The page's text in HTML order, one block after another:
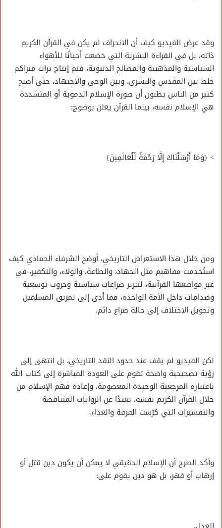
وقد عرض الفيديو كيف أن الانحراف لم يكن في القرآن الكريم
ذاته، بل في القراءة البشرية التي خضعت أحيانًا للأهواء
السياسية والمذهبية والمصالح الدنيوية، فتم إنتاج تراث متراكم
خلط بين المقدس والبشري، وبين الوحي والاجتهاد، حتى أصبح
كثير من الناس يظنون أن صورة الإسلام الدموية أو المتشددة
هي الإسلام نفسه، بينما القرآن يعلن بوضوح:
> {وَمَا أَرْسَلْنَاكَ إِلَّا رَحْمَةً لِّلْعَالَمِينَ}
ومن خلال هذا الاستعراض التاريخي، أوضح الشرفاء الحمادي كيف
استُخدمت مفاهيم مثل الجهاد، والطاعة، والولاء، والتكفير، في
غير مواضعها القرآنية، لتبرير صراعات سياسية وحروب توسعية
وصدامات داخل الأمة الواحدة، مما أدى إلى تمزيق المسلمين
وتحويل الاختلاف إلى حالة صراع دائم.
لكن الفيديو لم يقف عند حدود النقد التاريخي، بل انتهى إلى
رؤية تصحيحية واضحة تقوم على العودة المباشرة إلى كتاب الله
باعتباره المرجعية الوحيدة المعصومة، وإعادة فهم الإسلام من
خلال القرآن الكريم نفسه، بعيدًا عن الروايات المتناقضة
والتفسيرات التي كرّست الفرقة والعداء.
وأكد الطرح أن الإسلام الحقيقي لا يمكن أن يكون دين قتل أو
إرهاب أو قهر، بل هو دين يقوم على: